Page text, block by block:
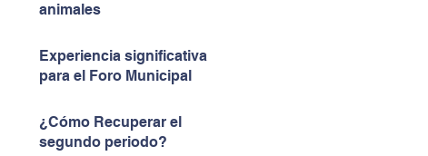
animales
Experiencia significativa
para el Foro Municipal
¿Cómo Recuperar el
segundo periodo?